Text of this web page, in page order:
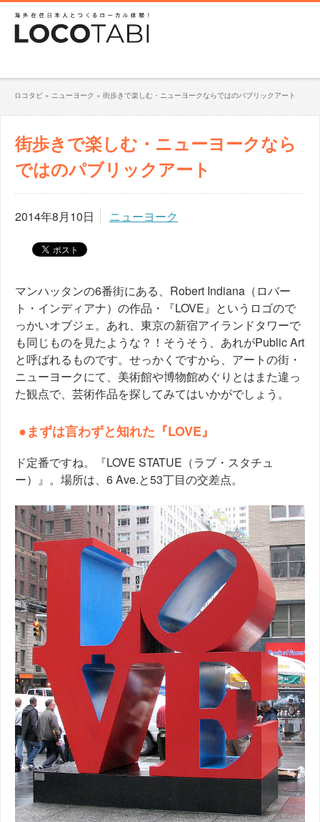
ロコタビ » ニューヨーク » 街歩きで楽しむ・ニューヨークならではのパブリックアート
街歩きで楽しむ・ニューヨークなら
ではのパブリックアート
2014年8月10日 ニューヨーク
マンハッタンの6番街にある、Robert Indiana（ロバー
ト・インディアナ）の作品・『LOVE』というロゴので
っかいオブジェ。あれ、東京の新宿アイランドタワーで
も同じものを見たような？！そうそう、あれがPublic Art
と呼ばれるものです。せっかくですから、アートの街・
ニューヨークにて、美術館や博物館めぐりとはまた違っ
た観点で、芸術作品を探してみてはいかがでしょう。
●まずは言わずと知れた『LOVE』
ド定番ですね。『LOVE STATUE（ラブ・スタチュ
ー）』。場所は、6 Ave.と53丁目の交差点。